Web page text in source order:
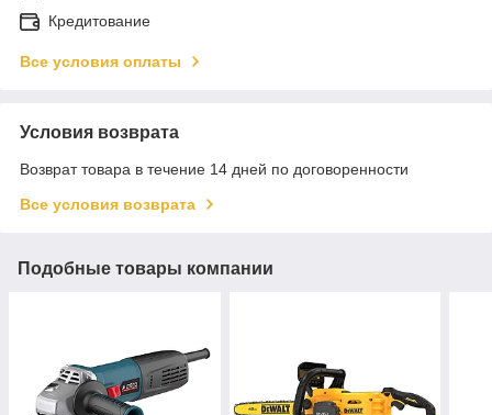
Кредитование
Все условия оплаты
Условия возврата
Возврат товара в течение 14 дней по договоренности
Все условия возврата
Подобные товары компании